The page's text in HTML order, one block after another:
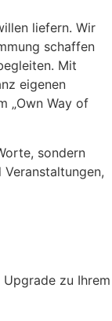
liefern. Wir
schaffen
Mit
eigenen
„Own Way of
sondern
zu Ihrem